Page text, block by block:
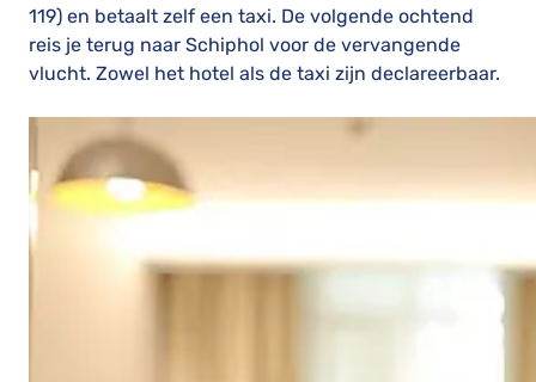
119) en betaalt zelf een taxi. De volgende ochtend
reis je terug naar Schiphol voor de vervangende
vlucht. Zowel het hotel als de taxi zijn declareerbaar.